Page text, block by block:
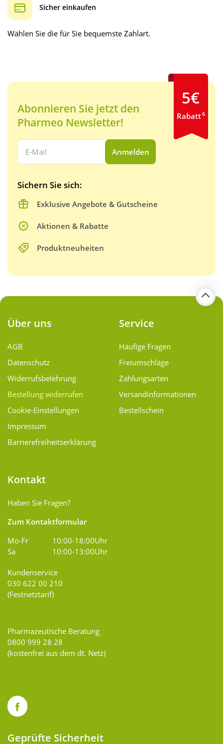
Sicher einkaufen
Wählen Sie die für Sie bequemste Zahlart.
Abonnieren Sie jetzt den
Pharmeo Newsletter!
Ihre E-Mail Adresse:
Anmelden
Sichern Sie sich:
Exklusive Angebote & Gutscheine
Aktionen & Rabatte
Produktneuheiten
5€
Rabatt6
Über uns
AGB
Datenschutz
Widerrufsbelehrung
Bestellung widerrufen
Cookie-Einstellungen
Impressum
Barrierefreiheitserklärung
Service
Häufige Fragen
Freiumschläge
Zahlungsarten
Versand­informationen
Bestellschein
Kontakt
Haben Sie Fragen?
Zum Kontaktformular
Mo-Fr
10:00-18:00Uhr
Sa
10:00-13:00Uhr
Kundenservice
030 622 00 210
(Festnetztarif)
Pharmazeutische Beratung
0800 999 28 28
(kostenfrei aus dem dt. Netz)
Geprüfte Sicherheit